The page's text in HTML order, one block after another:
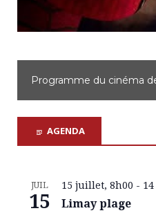
Programme du cinéma
AGENDA
JUIL
15
15 juillet, 8h00 -
Limay plage